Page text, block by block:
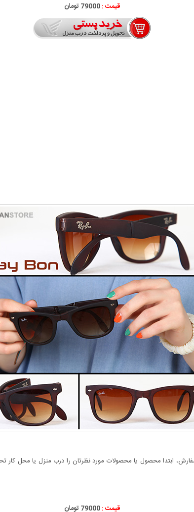
قیمت :79000 تومان
ابتدا محصول یا محصولات مورد نظرتان را درب منزل یا محل کار
قیمت :79000 تومان